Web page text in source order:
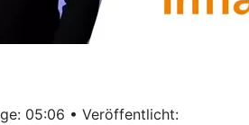
05:06 • Veröffentlicht: